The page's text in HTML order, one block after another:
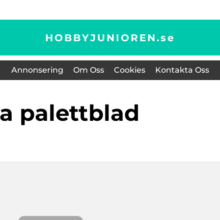
HOBBYJUNIOREN.se
Annonsering Om Oss Cookies Kontakta Oss
palettblad